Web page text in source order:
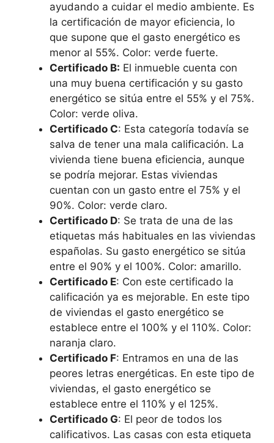
ayudando a cuidar el medio ambiente. Es
la certificación de mayor eficiencia, lo
que supone que el gasto energético es
menor al 55%. Color: verde fuerte.
Certificado B: El inmueble cuenta con
una muy buena certificación y su gasto
energético se sitúa entre el 55% y el 75%.
Color: verde oliva.
Certificado C: Esta categoría todavía se
salva de tener una mala calificación. La
vivienda tiene buena eficiencia, aunque
se podría mejorar. Estas viviendas
cuentan con un gasto entre el 75% y el
90%. Color: verde claro.
Certificado D: Se trata de una de las
etiquetas más habituales en las viviendas
españolas. Su gasto energético se sitúa
entre el 90% y el 100%. Color: amarillo.
Certificado E: Con este certificado la
calificación ya es mejorable. En este tipo
de viviendas el gasto energético se
establece entre el 100% y el 110%. Color:
naranja claro.
Certificado F: Entramos en una de las
peores letras energéticas. En este tipo de
viviendas, el gasto energético se
establece entre el 110% y el 125%.
Certificado G: El peor de todos los
calificativos. Las casas con esta etiqueta